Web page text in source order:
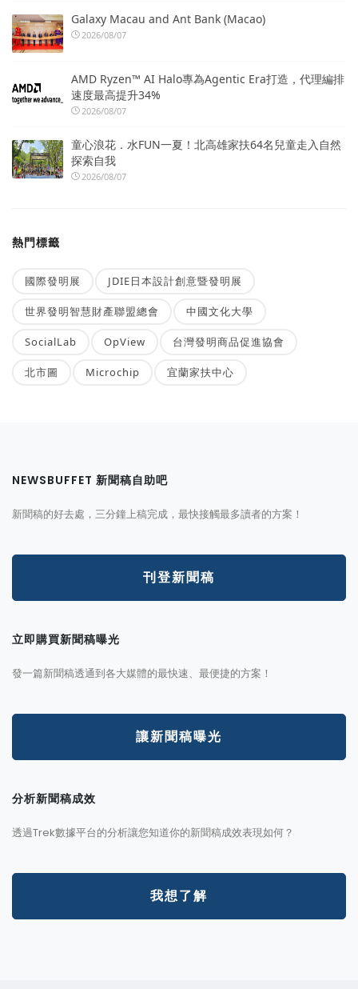
Galaxy Macau and Ant Bank (Macao)
2026/08/07
AMD Ryzen™ AI Halo專為Agentic Era打造，代理編排
速度最高提升34%
2026/08/07
童心浪花．水FUN一夏！北高雄家扶64名兒童走入自然
探索自我
2026/08/07
熱門標籤
國際發明展 JDIE日本設計創意暨發明展
世界發明智慧財產聯盟總會 中國文化大學
SocialLab OpView 台灣發明商品促進協會
北市圖 Microchip 宜蘭家扶中心
NEWSBUFFET 新聞稿自助吧
新聞稿的好去處，三分鐘上稿完成，最快接觸最多讀者的方案！
刊登新聞稿
立即購買新聞稿曝光
發一篇新聞稿透通到各大媒體的最快速、最便捷的方案！
讓新聞稿曝光
分析新聞稿成效
透過Trek數據平台的分析讓您知道你的新聞稿成效表現如何？
我想了解